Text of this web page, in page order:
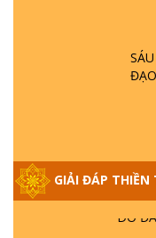
GIẢI ĐÁP THIỀN
GIẢI